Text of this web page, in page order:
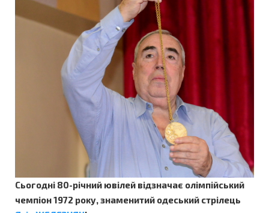
Сьогодні 80-річний ювілей відзначає олімпійський
чемпіон 1972 року, знаменитий одеський стрілець